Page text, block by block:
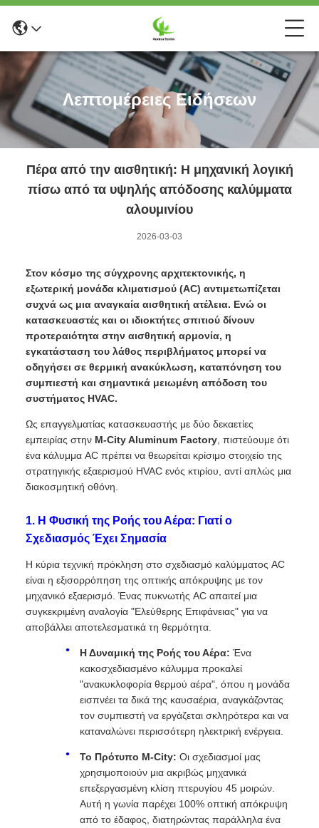
Λεπτομέρειες Ειδήσεων
Πέρα από την αισθητική: Η μηχανική λογική
πίσω από τα υψηλής απόδοσης καλύμματα
αλουμινίου
2026-03-03
Στον κόσμο της σύγχρονης αρχιτεκτονικής, η
εξωτερική μονάδα κλιματισμού (AC) αντιμετωπίζεται
συχνά ως μια αναγκαία αισθητική ατέλεια. Ενώ οι
κατασκευαστές και οι ιδιοκτήτες σπιτιού δίνουν
προτεραιότητα στην αισθητική αρμονία, η
εγκατάσταση του λάθος περιβλήματος μπορεί να
οδηγήσει σε θερμική ανακύκλωση, καταπόνηση του
συμπιεστή και σημαντικά μειωμένη απόδοση του
συστήματος HVAC.
Ως επαγγελματίας κατασκευαστής με δύο δεκαετίες
εμπειρίας στην M-City Aluminum Factory , πιστεύουμε ότι
ένα κάλυμμα AC πρέπει να θεωρείται κρίσιμο στοιχείο της
στρατηγικής εξαερισμού HVAC ενός κτιρίου, αντί απλώς μια
διακοσμητική οθόνη.
1. Η Φυσική της Ροής του Αέρα: Γιατί ο
Σχεδιασμός Έχει Σημασία
Η κύρια τεχνική πρόκληση στο σχεδιασμό καλύμματος AC
είναι η εξισορρόπηση της οπτικής απόκρυψης με τον
μηχανικό εξαερισμό. Ένας πυκνωτής AC απαιτεί μια
συγκεκριμένη αναλογία "Ελεύθερης Επιφάνειας" για να
αποβάλλει αποτελεσματικά τη θερμότητα.
Η Δυναμική της Ροής του Αέρα: Ένα
κακοσχεδιασμένο κάλυμμα προκαλεί
"ανακυκλοφορία θερμού αέρα", όπου η μονάδα
εισπνέει τα δικά της καυσαέρια, αναγκάζοντας
τον συμπιεστή να εργάζεται σκληρότερα και να
καταναλώνει περισσότερη ηλεκτρική ενέργεια.
Το Πρότυπο M-City: Οι σχεδιασμοί μας
χρησιμοποιούν μια ακριβώς μηχανικά
επεξεργασμένη κλίση πτερυγίου 45 μοιρών.
Αυτή η γωνία παρέχει 100% οπτική απόκρυψη
από το έδαφος, διατηρώντας παράλληλα ένα